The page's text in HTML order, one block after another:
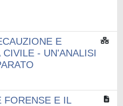
E
- UN'ANALISI
FORENSE E IL